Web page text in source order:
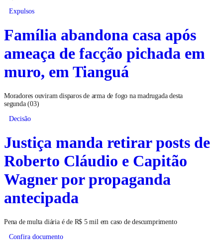
Expulsos
Família abandona casa após
ameaça de facção pichada em
muro, em Tianguá
Moradores ouviram disparos de arma de fogo na madrugada desta
segunda (03)
Decisão
Justiça manda retirar posts de
Roberto Cláudio e Capitão
Wagner por propaganda
antecipada
Pena de multa diária é de R$ 5 mil em caso de descumprimento
Confira documento